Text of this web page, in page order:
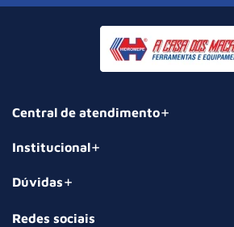
Central de atendimento
Institucional
Dúvidas
Redes sociais